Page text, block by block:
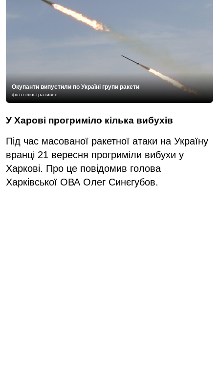
Окупанти випустили по Україні групи ракети
фото ілюстративне
У Харові прогриміло кілька вибухів
Під час масованої ракетної атаки на Україну
вранці 21 вересня прогриміли вибухи у
Харкові. Про це повідомив голова
Харківської ОВА Олег Синєгубов.